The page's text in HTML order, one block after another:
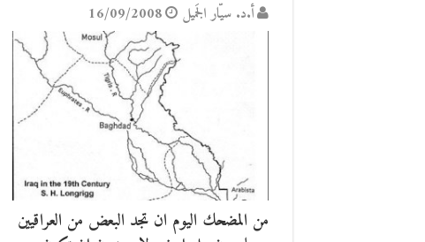
أ.د. سيّار الجَميل 16/09/2008
من المضحك اليوم ان تجد البعض من العراقيين